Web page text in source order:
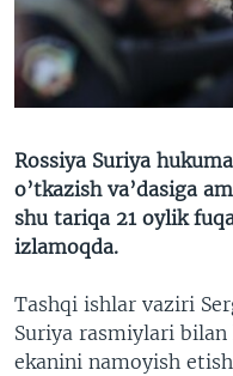
VIDEO
XABARLAR SURATLARDA
ODNOKLASSNIKI
TELEGRAM
TWITTER
SOUNDCLOUD
VOA
Rossiya Suriya
o’tkazish va’dasiga
shu tariqa 21 oylik
izlamoqda.
Tashqi ishlar vaziri
Suriya rasmiylari bilan
ekanini namoyish